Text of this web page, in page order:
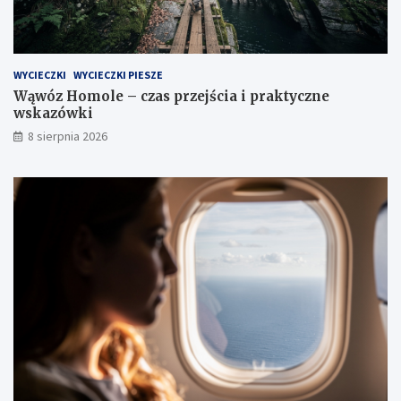
e
r
a
s
y
i
w
o
k
k
z
ó
w
k
i
WYCIECZKI WYCIECZKI PIESZE
Wąwóz Homole – czas przejścia i praktyczne
wskazówki
8 sierpnia 2026